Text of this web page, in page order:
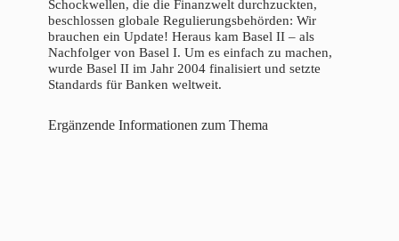
Schockwellen, die die Finanzwelt durchzuckten,
beschlossen globale Regulierungsbehörden: Wir
brauchen ein Update! Heraus kam Basel II – als
Nachfolger von Basel I. Um es einfach zu machen,
wurde Basel II im Jahr 2004 finalisiert und setzte
Standards für Banken weltweit.
Ergänzende Informationen zum Thema